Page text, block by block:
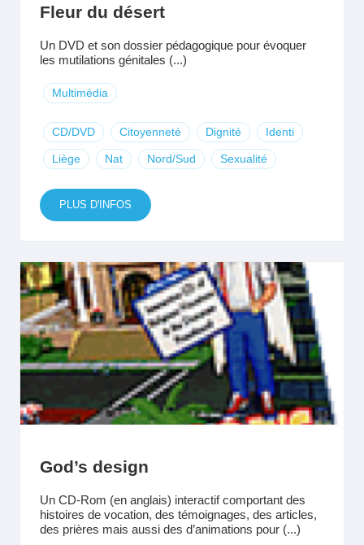
Fleur du désert
Un DVD et son dossier pédagogique pour évoquer
les mutilations génitales (...)
Multimédia
CD/DVD Citoyenneté Dignité Identi
Liège Nat Nord/Sud Sexualité
PLUS D'INFOS
God’s design
Un CD-Rom (en anglais) interactif comportant des
histoires de vocation, des témoignages, des articles,
des prières mais aussi des d’animations pour (...)